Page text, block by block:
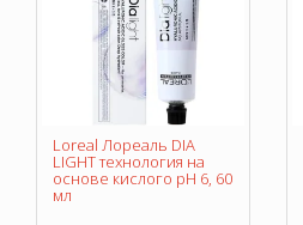
Loreal Лореаль DIA
LIGHT технология на
основе кислого pH 6, 60
мл